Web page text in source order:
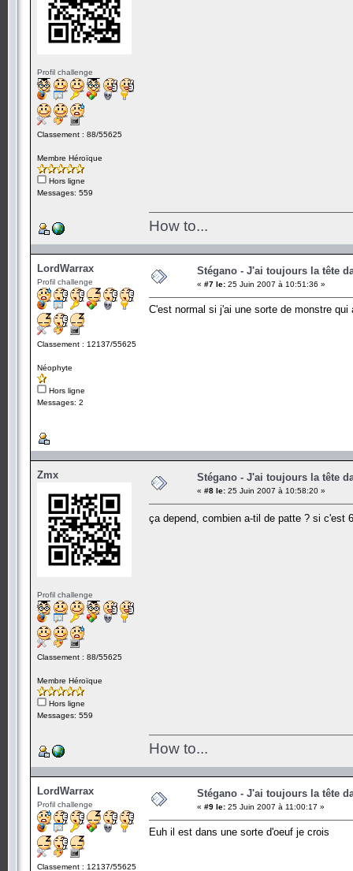
Profil challenge
Classement : 88/55625
Membre Héroïque
Hors ligne
Messages: 559
How to...
LordWarrax
Profil challenge
Classement : 12137/55625
Néophyte
Hors ligne
Messages: 2
Stégano - J'ai toujours la tête
« #7 le: 25 Juin 2007 à 10:51:36 »
C'est normal si j'ai une sorte de monstre qui
Zmx
Profil challenge
Classement : 88/55625
Membre Héroïque
Hors ligne
Messages: 559
Stégano - J'ai toujours la tête
« #8 le: 25 Juin 2007 à 10:58:20 »
ça depend, combien a-til de patte ? si c'est
How to...
LordWarrax
Profil challenge
Classement : 12137/55625
Stégano - J'ai toujours la tête
« #9 le: 25 Juin 2007 à 11:00:17 »
Euh il est dans une sorte d'oeuf je crois